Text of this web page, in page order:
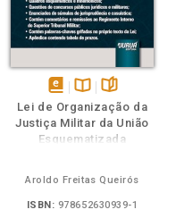
disponível
em
eBook
Disponível
na
B.V.
páginas
Lei de Organização da
Justiça Militar da União
Esquematizada
Aroldo Freitas Queirós
ISBN: 978652630939-1